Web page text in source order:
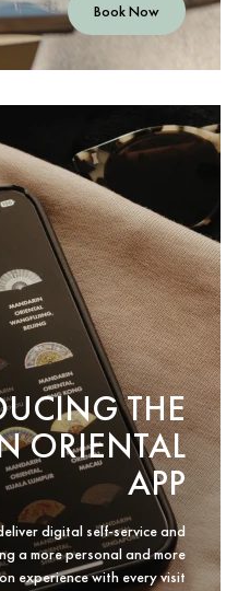
Book Now
THE
ORIENTAL
APP
digital self-service and
a more personal and more
experience with every visit.